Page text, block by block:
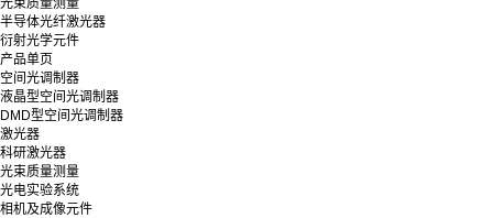
半导体光纤激光器
衍射光学元件
产品单页
空间光调制器
液晶型空间光调制器
DMD型空间光调制器
激光器
科研激光器
光束质量测量
光电实验系统
相机及成像元件